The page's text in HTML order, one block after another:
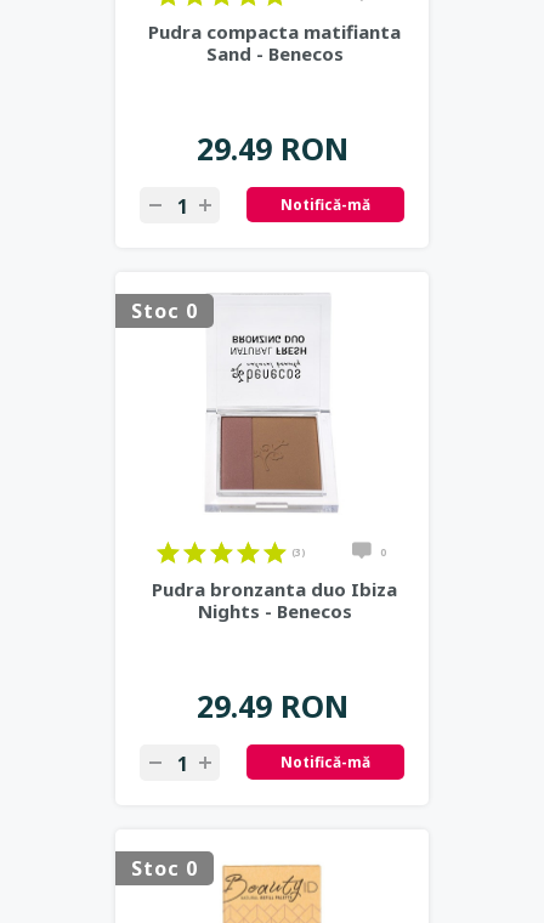
Pudra compacta matifianta
Sand - Benecos
29.49 RON
Notifică-mă
Stoc 0
(3) 0
Pudra bronzanta duo Ibiza
Nights - Benecos
29.49 RON
Notifică-mă
Stoc 0